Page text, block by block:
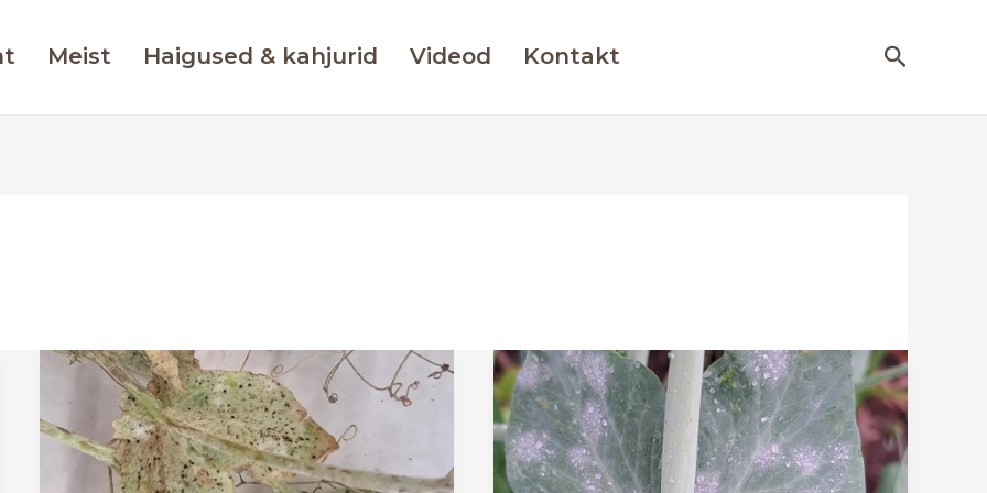
Meist Haigused & kahjurid Videod Kontakt Otsing
Herne
rooste
(Uromyces
pisi)
Herne
jahukaste
(Erysiphe
pisi)